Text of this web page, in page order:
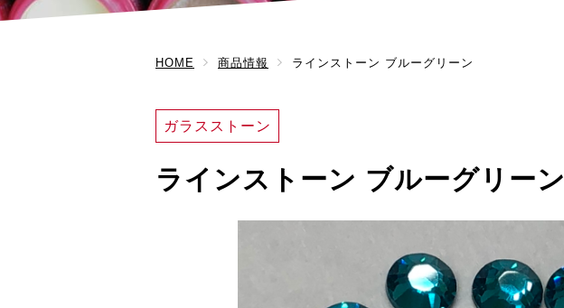
HOME 商品情報 ラインストーン ブルーグリーン
ガラスストーン
ラインストーン ブルーグリーン